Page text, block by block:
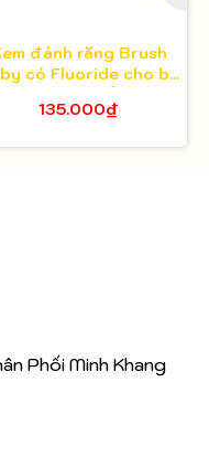
đánh răng Brush
cho bé
135.000₫
Phối Minh Khang